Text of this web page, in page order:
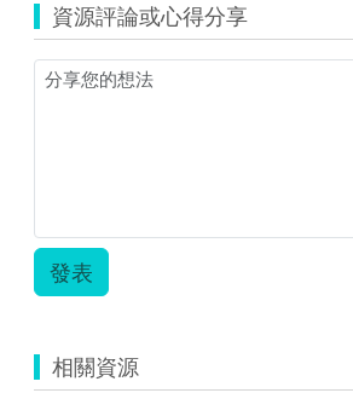
資源評論或心得分享
發表
相關資源